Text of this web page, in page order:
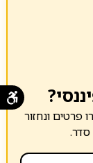
פרטים ונחזור